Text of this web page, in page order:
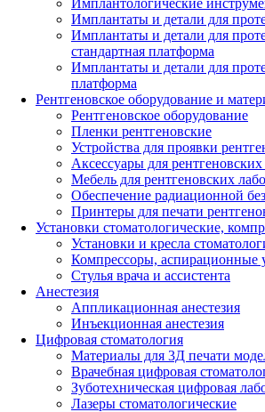
Имплантаты и детали для
Имплантаты и детали для
стандартная платформа
Имплантаты и детали для
платформа
Рентгеновское оборудование и
Рентгеновское оборудование
Пленки рентгеновские
Устройства для проявки
Аксессуары для
Мебель для рентгеновских
Обеспечение радиационной
Принтеры для печати
Установки стоматологические,
Установки и кресла
Компрессоры, аспирационные
Стулья врача и ассистента
Анестезия
Аппликационная анестезия
Инъекционная анестезия
Цифровая стоматология
Материалы для 3Д печати
Врачебная цифровая
Зуботехническая цифровая
Лазеры стоматологические